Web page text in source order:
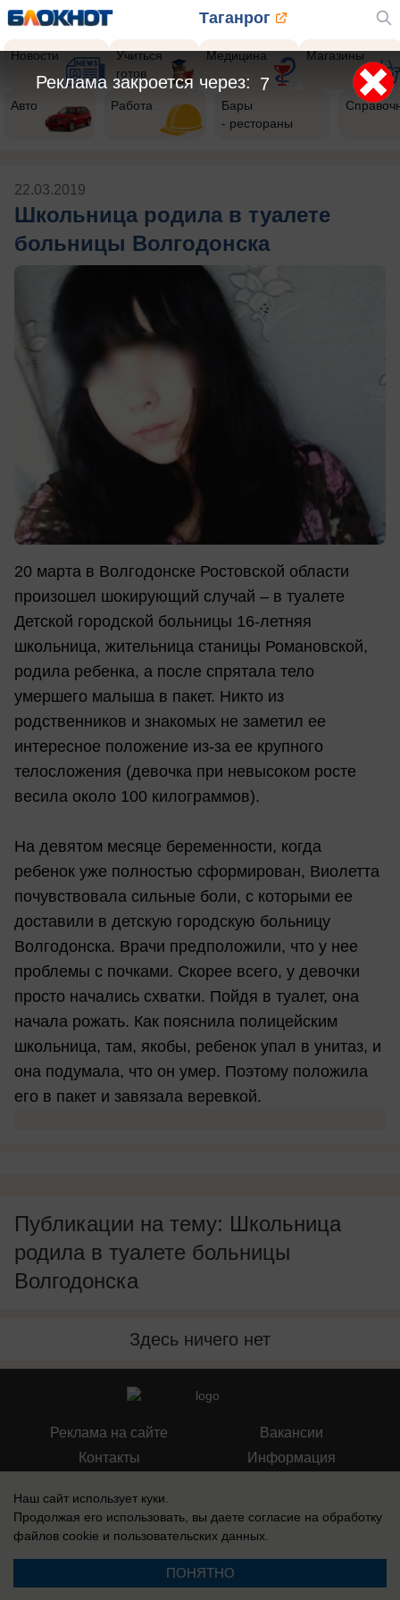
Таганрог
Новости
Учиться
готов
Медицина Магазины
Авто Работа
Бары
- рестораны
22.03.2019
Школьница родила в туалете
больницы Волгодонска
20 марта в Волгодонске Ростовской области
произошел шокирующий случай – в туалете
Детской городской больницы 16-летняя
школьница, жительница станицы Романовской,
родила ребенка, а после спрятала тело
умершего малыша в пакет. Никто из
родственников и знакомых не заметил ее
интересное положение из-за ее крупного
телосложения (девочка при невысоком росте
весила около 100 килограммов).
На девятом месяце беременности, когда
ребенок уже полностью сформирован, Виолетта
почувствовала сильные боли, с которыми ее
доставили в детскую городскую больницу
Волгодонска. Врачи предположили, что у нее
проблемы с почками. Скорее всего, у девочки
просто начались схватки. Пойдя в туалет, она
начала рожать. Как пояснила полицейским
школьница, там, якобы, ребенок упал в унитаз, и
она подумала, что он умер. Поэтому положила
его в пакет и завязала веревкой.
Публикации на тему: Школьница
родила в туалете больницы
Волгодонска
Здесь ничего нет
Реклама на сайте
Контакты
Вакансии
Информация
массовых коммуникаций (Роскомнадзор) 17 августа 2018 г.
Наш сайт использует куки.
Продолжая его использовать, вы даете согласие на обработку
файлов cookie и пользовательских данных.
ПОНЯТНО
7
Реклама закроется через: